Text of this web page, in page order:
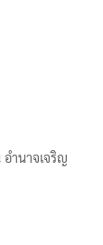
ำนาจเจริญ